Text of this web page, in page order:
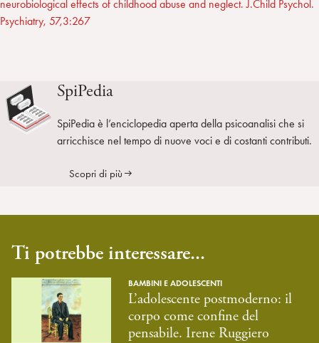
neurobiological effects of childhood abuse and neglect. J.Child Psychol.
Psychiatry, 57,3:267
SpiPedia
SpiPedia è l’enciclopedia aperta della psicoanalisi che si
arricchisce nel tempo di nuove voci e di costanti contributi.
Scopri di più
Ti potrebbe interessare...
BAMBINI E ADOLESCENTI
L’adolescente postmoderno: il
corpo come confine del
pensabile. Irene Ruggiero